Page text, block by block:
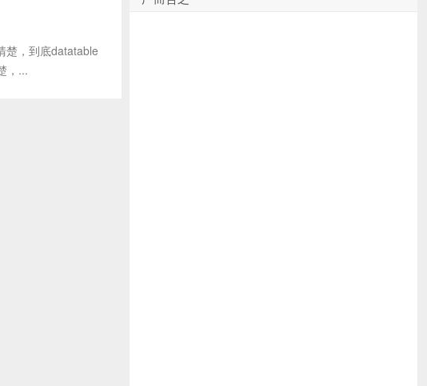
楚，到底datatable
，...